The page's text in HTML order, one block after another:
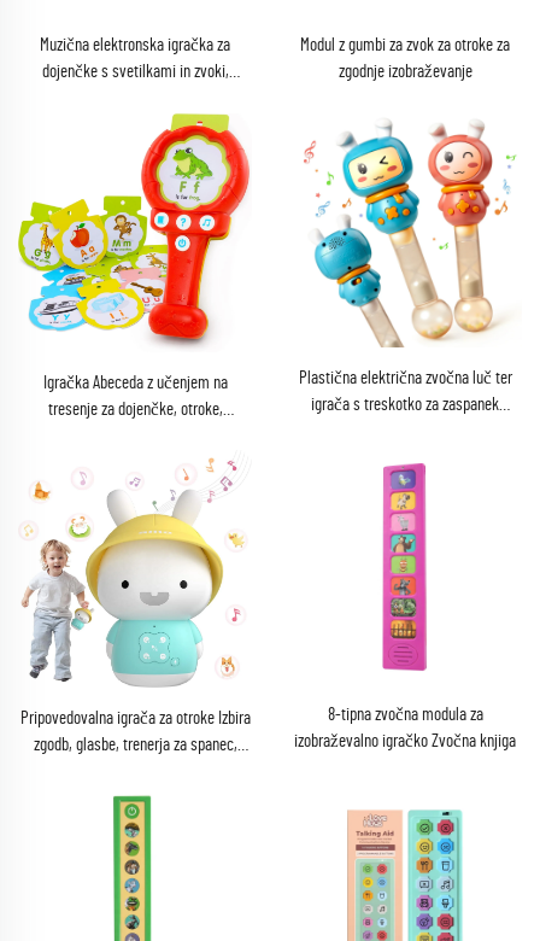
Muzična elektronska igračka za
dojenčke s svetilkami in zvoki,
razvoj rok za dojenčke
Modul z gumbi za zvok za otroke za
zgodnje izobraževanje
Igračka Abeceda z učenjem na
tresenje za dojenčke, otroke,
Plastična električna zvočna luč ter
igrača s treskotko za zaspanek
Pripovedovalna igrača za otroke Izbira
zgodb, glasbe, trenerja za spanec,
8-tipna zvočna modula za
izobraževalno igračko Zvočna knjiga